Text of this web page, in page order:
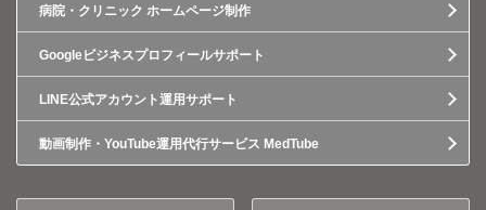
病院・クリニック ホームページ制作
Googleビジネスプロフィールサポート
LINE公式アカウント運用サポート
動画制作・YouTube運用代行サービス MedTube